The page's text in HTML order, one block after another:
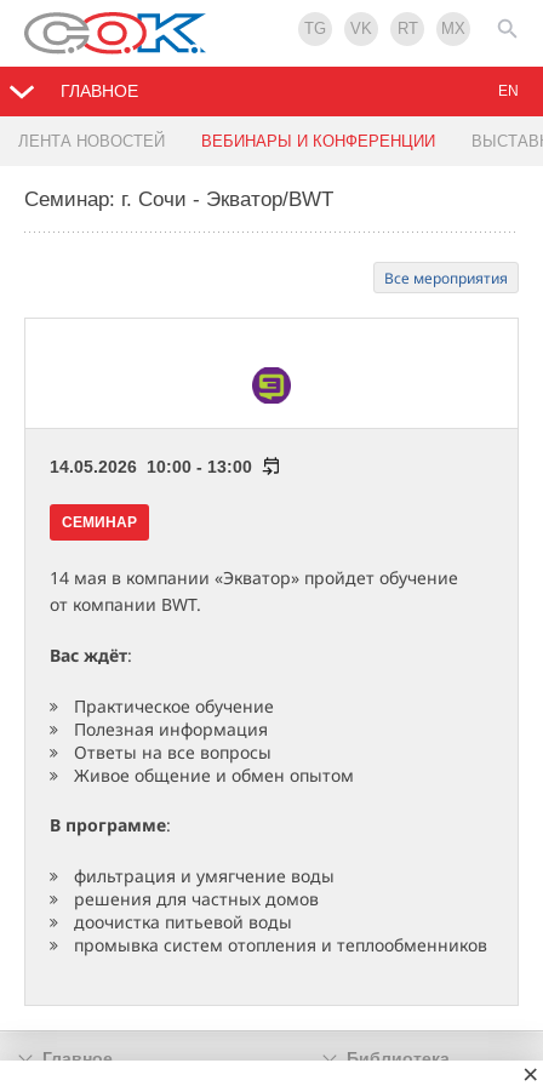
TG VK RT MX
ГЛАВНОЕ
ЛЕНТА НОВОСТЕЙ ВЕБИНАРЫ И КОНФЕРЕНЦИИ
EN
Семинар: г. Сочи - Экватор/BWT
Все мероприятия
14.05.2026 10:00 - 13:00
СЕМИНАР
14 мая в компании «Экватор» пройдет обучение
от компании BWT.
Вас ждёт:
Практическое обучение
Полезная информация
Ответы на все вопросы
Живое общение и обмен опытом
В программе:
фильтрация и умягчение воды
решения для частных домов
доочистка питьевой воды
промывка систем отопления и теплообменников
Главное
Библиотека
×